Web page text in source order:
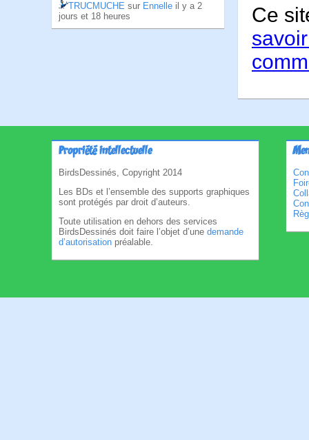
TRUCMUCHE sur Ennelle il y a 2
jours et 18 heures
Ce
Propriété intellectuelle
BirdsDessinés, Copyright 2014
Les BDs et l’ensemble des supports graphiques
sont protégés par droit d’auteurs.
Toute utilisation en dehors des services
BirdsDessinés doit faire l’objet d’une demande
d’autorisation préalable.